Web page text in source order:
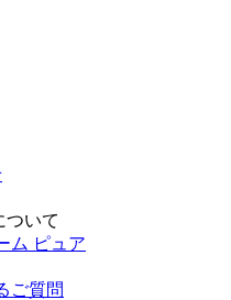
ついて
ム ピュア
ご質問